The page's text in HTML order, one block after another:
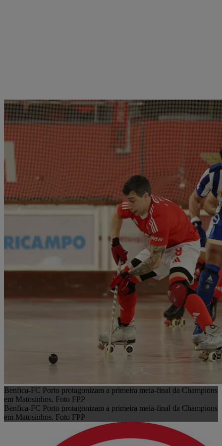
Benfica-FC Porto protagonizam a primeira meia-final da Champions
em Matosinhos. Foto FPP
Benfica-FC Porto protagonizam a primeira meia-final da Champions
em Matosinhos. Foto FPP